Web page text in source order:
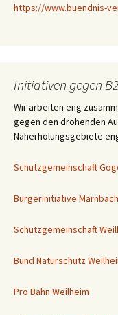
https://www.buendnis-
Initiativen gegen
Wir arbeiten eng
gegen den drohenden
Naherholungsgebiete
Schutzgemeinschaft
Bürgerinitiative
Schutzgemeinschaft
Bund Naturschutz
Pro Bahn Weilheim